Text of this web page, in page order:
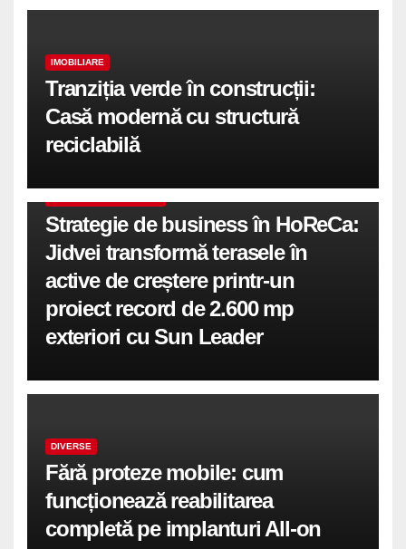
IMOBILIARE
Tranziția verde în construcții:
Casă modernă cu structură
reciclabilă
Strategie de business în HoReCa:
Jidvei transformă terasele în
active de creștere printr-un
proiect record de 2.600 mp
exteriori cu Sun Leader
DIVERSE
Fără proteze mobile: cum
funcționează reabilitarea
completă pe implanturi All-on